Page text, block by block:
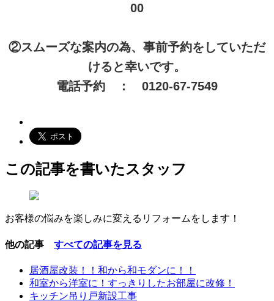
00
②スムーズな案内の為、事前予約をしていただ
けると幸いです。
電話予約 ： 0120-67-7549
この記事を書いたスタッフ
お客様の悩みを楽しみに変えるリフォームをします！
他の記事 すべての記事を見る
居酒屋改装！！和から和モダンに！！
和室から洋室に！すっきりしたお部屋に改修！
キッチン吊り戸新設工事